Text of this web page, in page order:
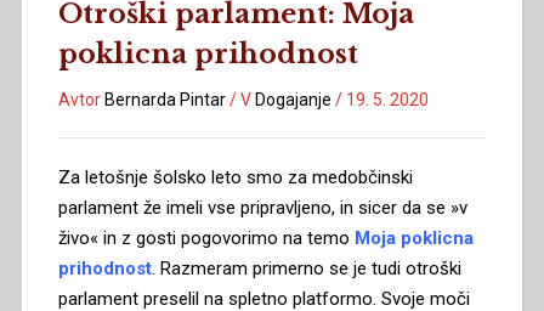
Otroški parlament: Moja
poklicna prihodnost
Avtor Bernarda Pintar/V Dogajanje / 19. 5. 2020
Za letošnje šolsko leto smo za medobčinski
parlament že imeli vse pripravljeno, in sicer da se »v
živo« in z gosti pogovorimo na temo Moja poklicna
prihodnost. Razmeram primerno se je tudi otroški
parlament preselil na spletno platformo. Svoje moči